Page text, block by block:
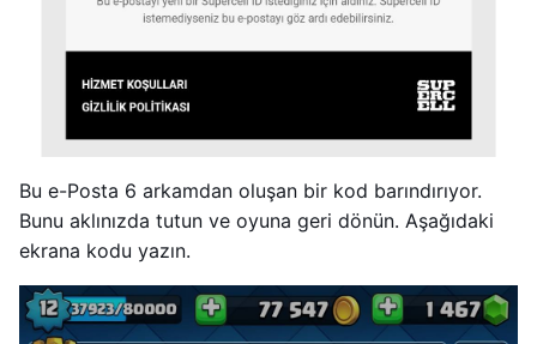
Bu e-Posta 6 arkamdan oluşan bir kod barındırıyor.
Bunu aklınızda tutun ve oyuna geri dönün. Aşağıdaki
ekrana kodu yazın.